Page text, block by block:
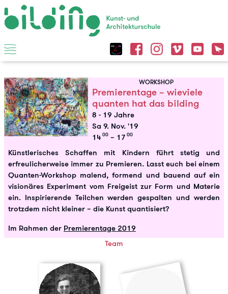
WORKSHOP
Premierentage – wieviele
quanten hat das bilding
8 - 19 Jahre
Sa 9. Nov. '19
14 00 – 17 00
Künstlerisches Schaffen mit Kindern führt stetig und
erfreulicherweise immer zu Premieren. Lasst euch bei einem
Quanten-Workshop malend, formend und bauend auf ein
visionäres Experiment vom Freigeist zur Form und Materie
ein. Inspirierende Teilchen werden gespalten und werden
trotzdem nicht kleiner – die Kunst quantisiert?
Im Rahmen der Premierentage 2019
Team